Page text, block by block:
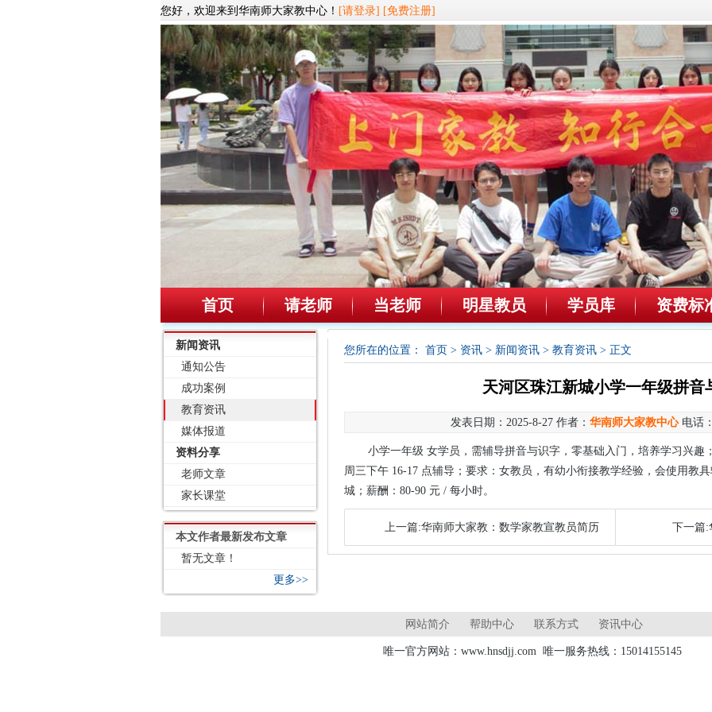
您好，欢迎来到华南师大家教中心！ [请登录] [免费注册]
首页 请老师 当老师 明星教员 学员库 资费标
新闻资讯
通知公告
成功案例
教育资讯
媒体报道
资料分享
老师文章
家长课堂
本文作者最新发布文章
暂无文章！
更多>>
您所在的位置： 首页 > 资讯 > 新闻资讯 > 教育资讯 > 正文
天河区珠江新城小学一年级拼音
发表日期：2025-8-27 作者： 华南师大家教中心电话
小学一年级 女学员，需辅导拼音与识字，零基础入门，培养学习兴趣
周三下午 16-17 点辅导；要求：女教员，有幼小衔接教学经验，会使用教
城；薪酬：80-90 元 / 每小时。
上一篇:华南师大家教：数学家教宣教员简历 下一篇:
网站简介 帮助中心 联系方式 资讯中心
唯一官方网站：www.hnsdjj.com 唯一服务热线：15014155145